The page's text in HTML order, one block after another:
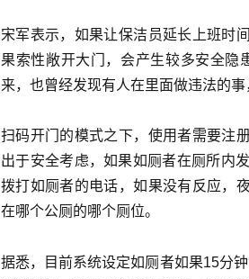
宋军表示，如果让保洁员延长上班时
果索性敞开大门，会产生较多安全隐
来，也曾经发现有人在里面做违法的
扫码开门的模式之下，使用者需要注
出于安全考虑，如果如厕者在厕所内
拨打如厕者的电话，如果没有反应，
在哪个公厕的哪个厕位。
据悉，目前系统设定如厕者如果15分